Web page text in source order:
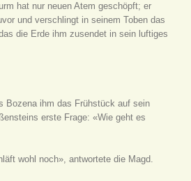
hat nur neuen Atem geschöpft; er
und verschlingt in seinem Toben das
die Erde ihm zusendet in sein luftiges
Bozena ihm das Frühstück auf sein
erste Frage: «Wie geht es
wohl noch», antwortete die Magd.